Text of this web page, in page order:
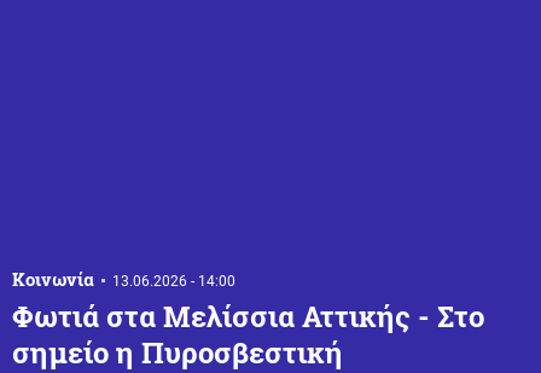
Κοινωνία 13.06.2026 - 14:00
Φωτιά στα Μελίσσια Αττικής - Στο
σημείο η Πυροσβεστική